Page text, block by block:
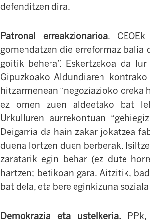
defenditzen dira.
Patronal erreakzionarioa.
gomendatzen die erreformaz balia
goitik behera”. Eskertzekoa da
Gipuzkoako Aldundiaren
hitzarmenean “negoziazioko oreka
ez omen zuen aldeetako bat
Urkulluren aurrekontuan
Deigarria da hain zakar jokatzea
duena lortzen duen berberak.
zaratarik egin behar (ez dute
hartzen; betikoan gara. Aitzitik,
bat dela, eta bere eginkizuna
Demokrazia eta ustelkeria.